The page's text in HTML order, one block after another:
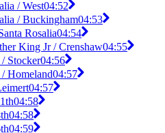
/ West04:52
/ Buckingham04:53
Rosalia04:54
King Jr / Crenshaw04:55
Stocker04:56
Homeland04:57
04:57
04:58
04:58
04:59